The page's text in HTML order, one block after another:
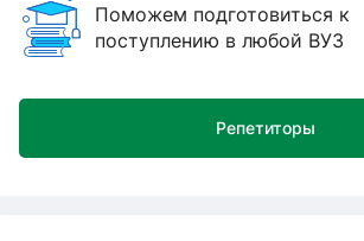
Поможем подготовиться к
поступлению в любой ВУЗ
Репетиторы